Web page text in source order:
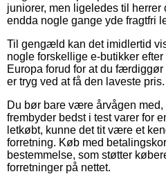
juniorer, men ligeledes til herrer
endda nogle gange yde fragtfri
Til gengæld kan det imidlertid
nogle forskellige e-butikker
Europa forud for at du
er tryg ved at få den laveste pris.
Du bør bare være årvågen
frembyder bedst i test varer for
letkøbt, kunne det tit være et
forretning. Køb med
bestemmelse, som støtter
forretninger på nettet.